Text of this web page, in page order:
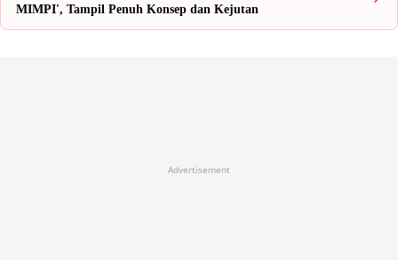
MIMPI', Tampil Penuh Konsep dan Kejutan
Advertisement